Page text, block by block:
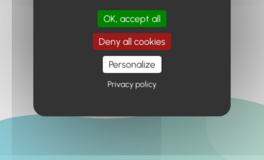
Retour à l'accueil
OK, accept all
Deny all cookies
Personalize
Privacy policy